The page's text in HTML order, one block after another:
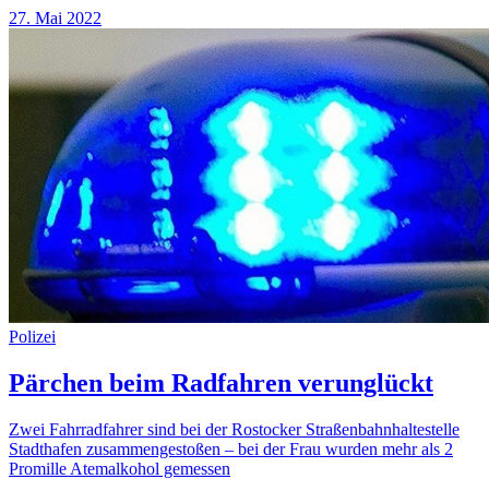
27. Mai 2022
Polizei
Pärchen beim Radfahren verunglückt
Zwei Fahrradfahrer sind bei der Rostocker Straßenbahnhaltestelle
Stadthafen zusammengestoßen – bei der Frau wurden mehr als 2
Promille Atemalkohol gemessen